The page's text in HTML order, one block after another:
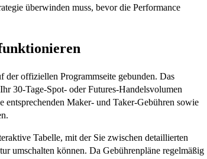
überwinden muss, bevor die Performance
offiziellen Programmseite gebunden. Das
30-Tage-Spot- oder Futures-Handelsvolumen
Maker- und Taker-Gebühren sowie
Tabelle, mit der Sie zwischen detaillierten
umschalten können. Da Gebührenpläne regelmäßig